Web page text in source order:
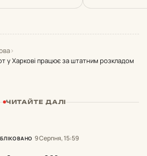
›
у Харкові працює за штатним розкладом
ЧИТАЙТЕ ДАЛІ
9 Серпня, 15:59